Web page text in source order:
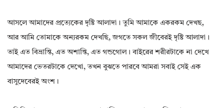
আসলে আমাদের প্রত্যেকের দৃষ্টি আলাদা। তুমি আমাকে একরকম দেখছ,
আর আমি তোমাকে অন্যরকম দেখছি, জগতে সকল জীবেরই দৃষ্টি আলাদা।
তাই এত বিভ্রান্তি, এত অশান্তি, এত গন্ডগোল। বাইরের শরীরটাকে না দেখে
আমাদের ভেতরটাকে দেখো, তখন বুঝতে পারবে আমরা সবাই সেই এক
বাসুদেবেরই অংশ।